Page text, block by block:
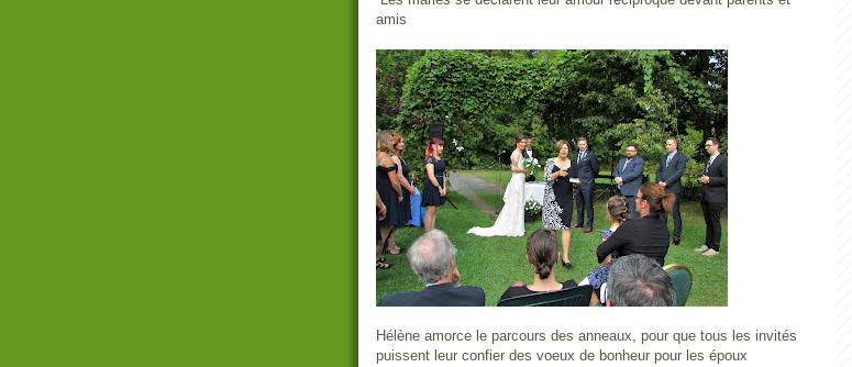
amis
Hélène amorce le parcours des anneaux, pour que tous les invités
puissent leur confier des voeux de bonheur pour les époux